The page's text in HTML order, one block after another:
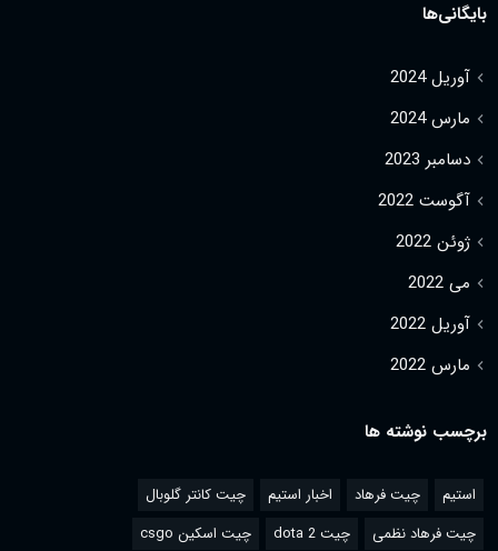
بایگانی‌ها
آوریل 2024
مارس 2024
دسامبر 2023
آگوست 2022
ژوئن 2022
می 2022
آوریل 2022
مارس 2022
برچسب نوشته ها
استیم چیت فرهاد اخبار استیم
چیت کانتر گلوبال
چیت فرهاد نظمی
چیت dota 2 چیت اسکین csgo